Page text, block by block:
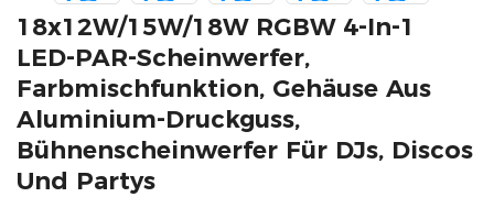
18x12W/15W/18W RGBW 4-In-1
LED-PAR-Scheinwerfer,
Farbmischfunktion, Gehäuse Aus
Aluminium-Druckguss,
Bühnenscheinwerfer Für DJs, Discos
Und Partys